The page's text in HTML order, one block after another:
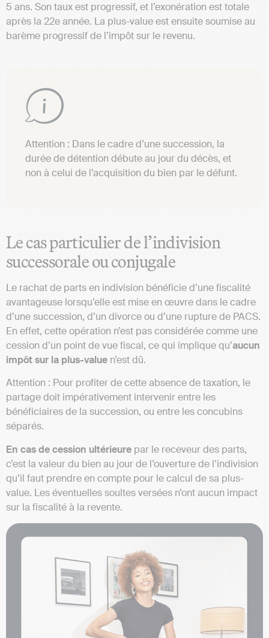
5 ans. Son taux est progressif, et l’exonération est totale
après la 22e année. La plus-value est ensuite soumise au
barème progressif de l’impôt sur le revenu.
Attention : Dans le cadre d’une succession, la
durée de détention débute au jour du décès, et
non à celui de l’acquisition du bien par le défunt.
Le cas particulier de l’indivision
successorale ou conjugale
Le rachat de parts en indivision bénéficie d’une fiscalité
avantageuse lorsqu’elle est mise en œuvre dans le cadre
d’une succession, d’un divorce ou d’une rupture de PACS.
En effet, cette opération n’est pas considérée comme une
cession d’un point de vue fiscal, ce qui implique qu’aucun
impôt sur la plus-value n’est dû.
Attention : Pour profiter de cette absence de taxation, le
partage doit impérativement intervenir entre les
bénéficiaires de la succession, ou entre les concubins
séparés.
En cas de cession ultérieure par le receveur des parts,
c’est la valeur du bien au jour de l’ouverture de l’indivision
qu’il faut prendre en compte pour le calcul de sa plus-
value. Les éventuelles soultes versées n’ont aucun impact
sur la fiscalité à la revente.